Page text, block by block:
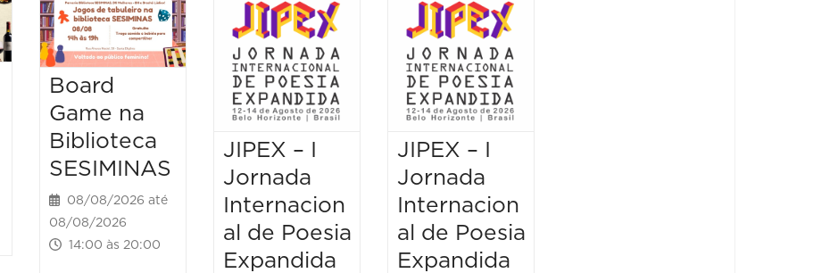
Board
Game na
Biblioteca
SESIMINAS
08/08/2026 até
08/08/2026
14:00 às 20:00
JIPEX – I
Jornada
Internacion
al de Poesia
Expandida
JIPEX – I
Jornada
Internacion
al de Poesia
Expandida